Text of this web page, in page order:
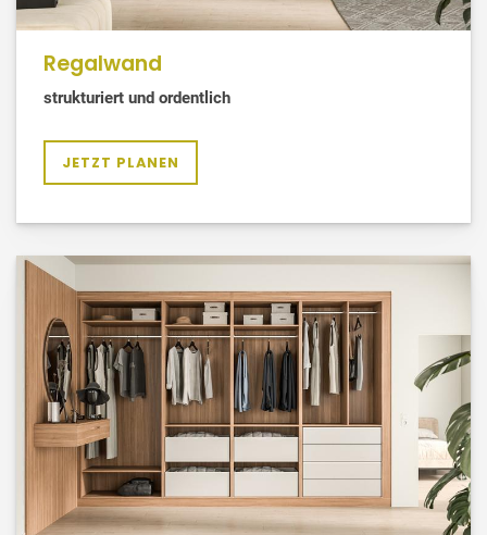
Regalwand
strukturiert und ordentlich
JETZT PLANEN